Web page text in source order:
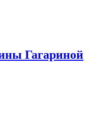
Гагариной